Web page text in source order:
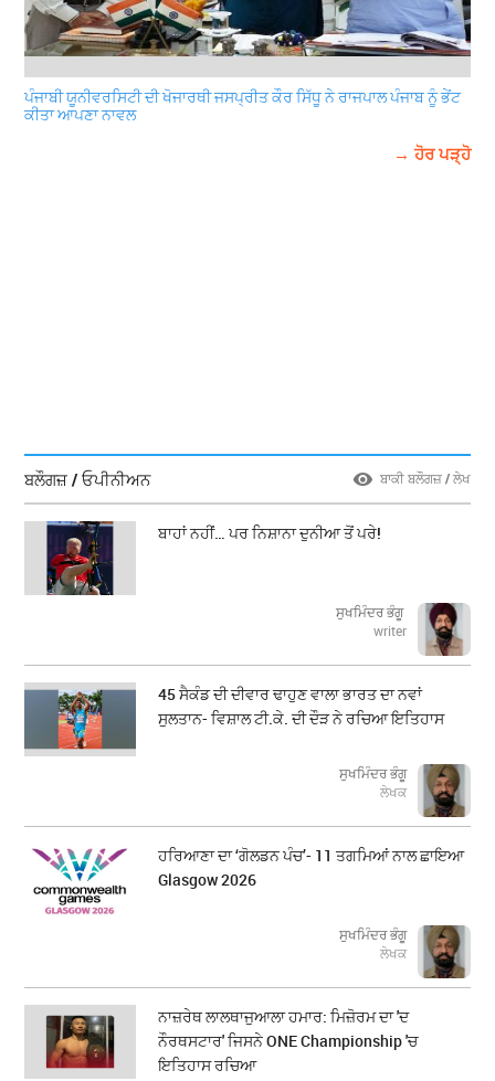
ਪੰਜਾਬੀ ਯੂਨੀਵਰਸਿਟੀ ਦੀ ਖੋਜਾਰਥੀ ਜਸਪ੍ਰੀਤ ਕੌਰ ਸਿੱਧੂ ਨੇ ਰਾਜਪਾਲ ਪੰਜਾਬ ਨੂੰ ਭੇਂਟ
ਕੀਤਾ ਆਪਣਾ ਨਾਵਲ
→ ਹੋਰ ਪੜ੍ਹੋ
ਬਲੌਗਜ਼ / ਓਪੀਨੀਅਨ ਬਾਕੀ ਬਲੌਗਜ਼ / ਲੇਖ
ਬਾਹਾਂ ਨਹੀਂ… ਪਰ ਨਿਸ਼ਾਨਾ ਦੁਨੀਆ ਤੋਂ ਪਰੇ!
ਸੁਖਮਿੰਦਰ ਭੰਗੂ
writer
45 ਸੈਕੰਡ ਦੀ ਦੀਵਾਰ ਢਾਹੁਣ ਵਾਲਾ ਭਾਰਤ ਦਾ ਨਵਾਂ
ਸੁਲਤਾਨ- ਵਿਸ਼ਾਲ ਟੀ.ਕੇ. ਦੀ ਦੌੜ ਨੇ ਰਚਿਆ ਇਤਿਹਾਸ
ਸੁਖਮਿੰਦਰ ਭੰਗੂ
ਲੇਖਕ
ਹਰਿਆਣਾ ਦਾ ‘ਗੋਲਡਨ ਪੰਚ’- 11 ਤਗਮਿਆਂ ਨਾਲ ਛਾਇਆ
Glasgow 2026
ਸੁਖਮਿੰਦਰ ਭੰਗੂ
ਲੇਖਕ
ਨਾਜ਼ਰੇਥ ਲਾਲਥਾਜੁਆਲਾ ਹਮਾਰ: ਮਿਜ਼ੋਰਮ ਦਾ 'ਦ
ਨੌਰਥਸਟਾਰ' ਜਿਸਨੇ ONE Championship 'ਚ
ਇਤਿਹਾਸ ਰਚਿਆ